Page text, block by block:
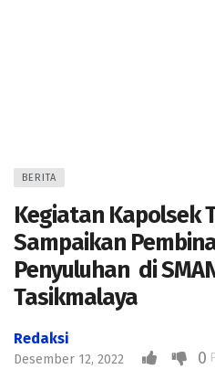
BERITA
Kegiatan Kapolsek
Sampaikan
Penyuluhan di
Tasikmalaya
Redaksi
Desember 12, 2022 0